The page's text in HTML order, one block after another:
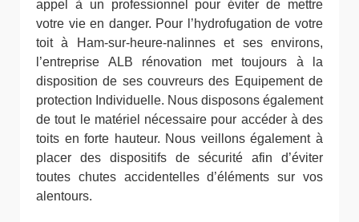
appel à un professionnel pour éviter de mettre
votre vie en danger. Pour l’hydrofugation de votre
toit à Ham-sur-heure-nalinnes et ses environs,
l’entreprise ALB rénovation met toujours à la
disposition de ses couvreurs des Equipement de
protection Individuelle. Nous disposons également
de tout le matériel nécessaire pour accéder à des
toits en forte hauteur. Nous veillons également à
placer des dispositifs de sécurité afin d’éviter
toutes chutes accidentelles d’éléments sur vos
alentours.